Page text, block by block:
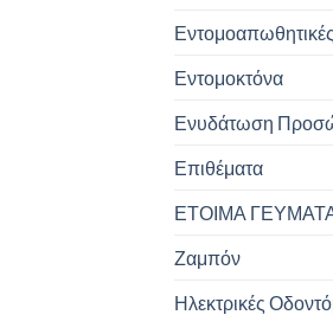
Εντομοκτόνα
Ενυδάτωση
Επιθέματα
ΕΤΟΙΜΑ
Ζαμπόν
Ηλεκτρικές
ΚΡΈΜΕΣ & ΓΛΥΚΊΣΜΑΤΑ ΚΡΈΜΕΣ
€1.30